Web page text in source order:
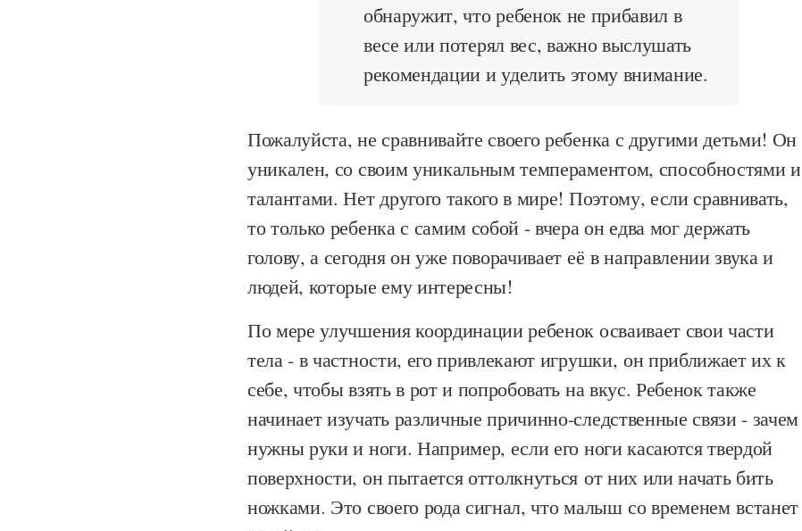
обнаружит, что ребенок не прибавил в
весе или потерял вес, важно выслушать
рекомендации и уделить этому внимание.
Пожалуйста, не сравнивайте своего ребенка с другими детьми! Он
уникален, со своим уникальным темпераментом, способностями и
талантами. Нет другого такого в мире! Поэтому, если сравнивать,
то только ребенка с самим собой - вчера он едва мог держать
голову, а сегодня он уже поворачивает её в направлении звука и
людей, которые ему интересны!
По мере улучшения координации ребенок осваивает свои части
тела - в частности, его привлекают игрушки, он приближает их к
себе, чтобы взять в рот и попробовать на вкус. Ребенок также
начинает изучать различные причинно-следственные связи - зачем
нужны руки и ноги. Например, если его ноги касаются твердой
поверхности, он пытается оттолкнуться от них или начать бить
ножками. Это своего рода сигнал, что малыш со временем встанет